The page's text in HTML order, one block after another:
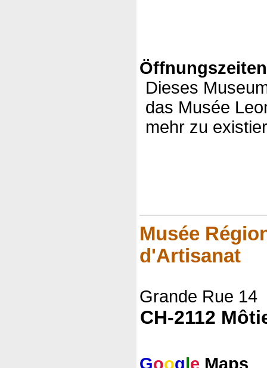
Dieses
das Musée
mehr zu
Musée
d'Artisanat
Grande Rue 14
CH-2112
Google Maps